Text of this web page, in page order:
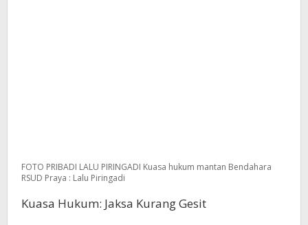
FOTO PRIBADI LALU PIRINGADI Kuasa hukum mantan Bendahara
RSUD Praya : Lalu Piringadi
Kuasa Hukum: Jaksa Kurang Gesit